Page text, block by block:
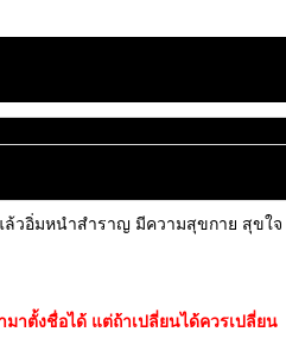
วอิ่มหนำสำราญ มีความสุขกาย สุขใ
าตั้งชื่อได้ แต่ถ้าเปลี่ยนได้ควรเปลี่ยน